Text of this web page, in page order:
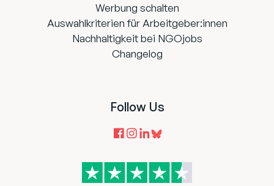
Werbung schalten
Auswahlkriterien für Arbeitgeber:innen
Nachhaltigkeit bei NGOjobs
Changelog
Follow Us